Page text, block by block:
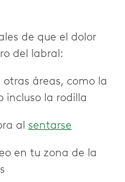
de que el dolor
del labral:
áreas, como la
incluso la rodilla
al sentarse
en tu zona de la